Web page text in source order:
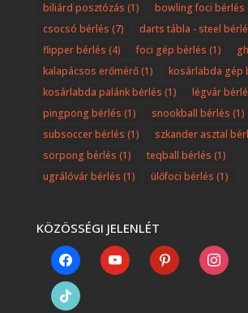
biliárd posztózás (1) bowling foci bérlés
csocsó bérlés (7) darts tábla - steel
flipper bérlés (4) foci gép bérlés (1)
kalapácsos erőmérő(1) kosárlabda gép
kosárlabda palánk bérlés (1) légvár
pingpong bérlés (1) snookball bérlés (1)
subsoccer bérlés (1) szkander asztal
sörpong bérlés (1) teqball bérlés (1)
ugrálóvár bérlés (1) ülőfoci bérlés (1)
KÖZÖSSÉGI JELENLÉT
facebook youtube pinterest instagram
tiktok